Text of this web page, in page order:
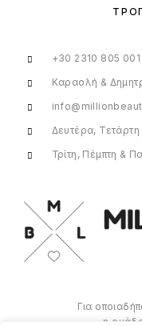
+30 2310 805 001
Καραολή &
Δευτέρα,
Τρίτη, Πέμπτη &
Για
η